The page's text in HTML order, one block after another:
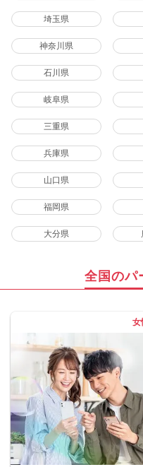
埼玉県
神奈川県
石川県
岐阜県
三重県
兵庫県
山口県
福岡県
大分県
全国のパ
女